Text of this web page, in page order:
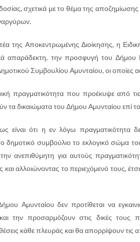
σχετικά με το θέμα της
της Αποκεντρωμένης Διοίκησης, η
απαράδεκτη, την προσφυγή του Δήμου
Συμβουλίου Αμυνταίου, οι οποίες
πραγματικότητα που προέκυψε από
τα δικαιώματα του Δήμου Αμυνταίου επί
είναι ότι η εν λόγω πραγματικότητα
συμβούλιο το εκλογικό σώμα
ανεπιθύμητη για αυτούς
και αλλοιώνοντας το περιεχόμενό τους,
Αμυνταίου δεν προτίθεται να
την προσαρμόζουν στις δικές τους
κάθε πλευράς και θα απορρίψουν